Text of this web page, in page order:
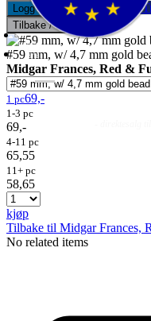
Fluer
Logg inn Glemt passord?
Tilbake / Lukk
#59 mm, w/ 4,7 mm gold
Midgar Frances, Red &
1 pc69,-
1-3 pc
69,-
4-11 pc
65,55
11+ pc
58,65
kjøp
Tilbake til Midgar Frances,
No related items